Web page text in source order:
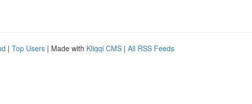
| Top Users | Made with Kliqqi CMS | All RSS Feeds